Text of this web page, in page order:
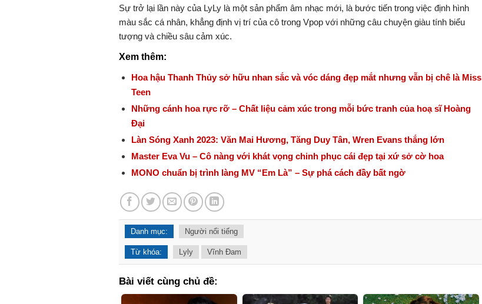
Sự trở lại lần này của LyLy là một sản phẩm âm nhạc mới, là bước tiến trong việc định hình
màu sắc cá nhân, khẳng định vị trí của cô trong Vpop với những câu chuyện giàu tính biểu
tượng và chiều sâu cảm xúc.
Xem thêm:
Hoa hậu Thanh Thủy sở hữu nhan sắc và vóc dáng đẹp mắt nhưng vẫn bị chê là Miss
Teen
Những cánh hoa rực rỡ – Chất liệu cảm xúc trong mỗi bức tranh của hoạ sĩ Hoàng
Đại
Làn Sóng Xanh 2023: Văn Mai Hương, Tăng Duy Tân, Wren Evans thắng lớn
Master Eva Vu – Cô nàng với khát vọng chinh phục cái đẹp tại xứ sở cờ hoa
MONO chuẩn bị trình làng MV “Em Là” – Sự phá cách đầy bất ngờ
Danh mục: Người nổi tiếng
Từ khóa: Lyly Vĩnh Đam
Bài viết cùng chủ đề: